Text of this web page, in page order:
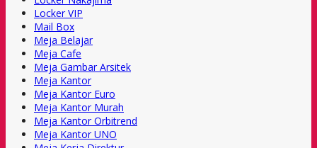
Locker VIP
Mail Box
Meja Belajar
Meja Cafe
Meja Gambar Arsitek
Meja Kantor
Meja Kantor Euro
Meja Kantor Murah
Meja Kantor Orbitrend
Meja Kantor UNO